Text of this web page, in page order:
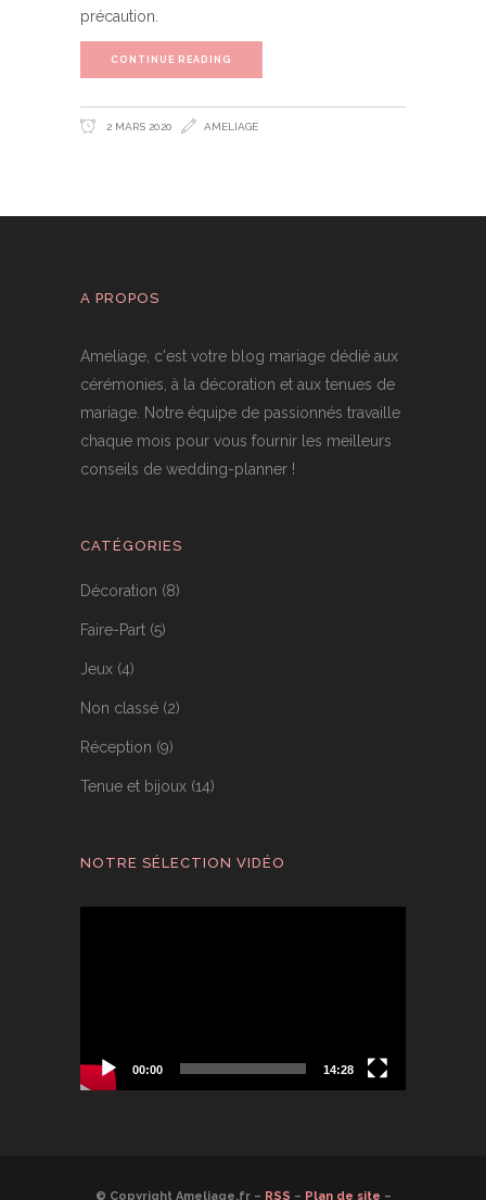
précaution.
CONTINUE READING
2 MARS 2020 AMELIAGE
A PROPOS
Ameliage, c'est votre blog mariage dédié aux
cérémonies, à la décoration et aux tenues de
mariage. Notre équipe de passionnés travaille
chaque mois pour vous fournir les meilleurs
conseils de wedding-planner !
CATÉGORIES
Décoration (8)
Faire-Part (5)
Jeux (4)
Non classé (2)
Réception (9)
Tenue et bijoux (14)
NOTRE SÉLECTION VIDÉO
00:00 14:28
© Copyright Ameliage.fr – RSS – Plan de site –